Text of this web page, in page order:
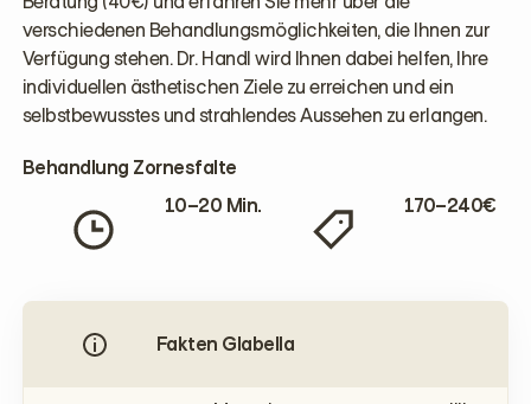
verschiedenen Behandlungsmöglichkeiten, die Ihnen zur
Verfügung stehen. Dr. Handl wird Ihnen dabei helfen, Ihre
individuellen ästhetischen Ziele zu erreichen und ein
selbstbewusstes und strahlendes Aussehen zu erlangen.
Behandlung Zornesfalte
10–20 Min.
170–240€
Fakten Glabella